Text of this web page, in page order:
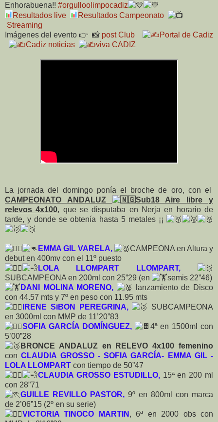
Enhorabuena!! #orgulloolimpocadiz
Resultados live
Resultados Campeonato
Streaming
Imágenes del evento 👉 📸 post Club
Portal de Cadiz
Cadiz noticias
viva CADIZ
La jornada del domingo ponía el broche de oro, con el
CAMPEONATO ANDALUZ
Sub18 Aire libre y
relevos 4x100, que se disputaba en Nerja en horario de
tarde, y donde se obtenía hasta 5 metales ¡¡
EMMA GIL VARELA,
CAMPEONA en Altura y
debut en 400mv con el 11º puesto
LOLA LLOMPART LLOMPART,
SUBCAMPEONA en 200ml con 25”29 (en
semis 22”46)
DANI MOLINA MORENO,
lanzamiento de Disco
con 44.57 mts y 7º en peso con 11.95 mts
IRENE SiBON PEREGRINA,
SUBCAMPEONA
en 3000ml con MMP de 11’20”83
SOFIA GARCÍA DOMÍNGUEZ,
4ª en 1500ml con
5’00”28
BRONCE ANDALUZ en RELEVO 4x100 femenino
conCLAUDIA GROSSO - SOFIA GARCÍA- EMMA GIL -
LOLA LLOMPART con tiempo de 50”47
CLAUDIA GROSSO ESTUDILLO,15ª en 200 ml
con 28”71
GUILLE REVILLO PASTOR, 9º en 800ml con marca
de 2’06”15 (2º en su serie)
VICTORIA TINOCO MARTIN , 6ª en 2000 obs con